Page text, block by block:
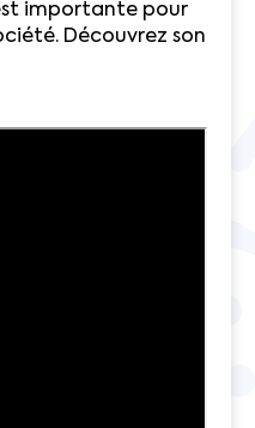
importante pour
Découvrez son